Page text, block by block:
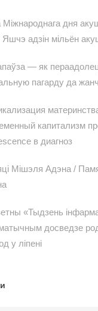
дня
Яшчэ адзін мільён
— як
пагарду да
капитализм
в диагноз
Мішэля Адэна /
«Тыдзень
досведзе
у ліпені